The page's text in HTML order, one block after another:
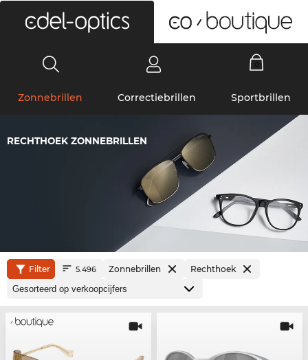
Zonnebrillen Correctiebrillen Sportbrillen
RECHTHOEK ZONNEBRILLEN
Filter 5.496 Zonnebrillen Rechthoek